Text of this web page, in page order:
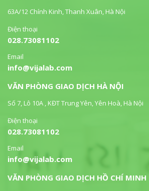
63A/12 Chính Kinh, Thanh Xuân, Hà Nội
Điện thoại
028.73081102
Email
info@vijalab.com
VĂN PHÒNG GIAO DỊCH HÀ NỘI
Số 7, Lô 10A , KĐT Trung Yên, Yên Hoà, Hà Nội
Điện thoại
028.73081102
Email
info@vijalab.com
VĂN PHÒNG GIAO DỊCH HỒ CHÍ MINH